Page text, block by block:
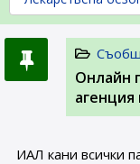
Онлайн
ИАЛ кани всички